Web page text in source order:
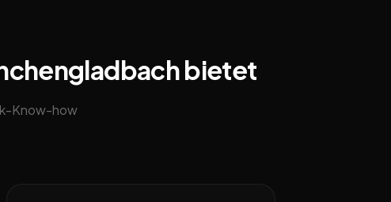
bietet
Know-how